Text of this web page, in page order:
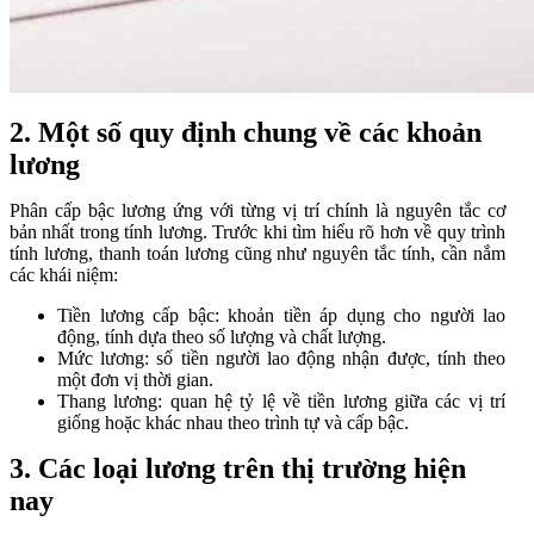
2. Một số quy định chung về các khoản
lương
Phân cấp bậc lương ứng với từng vị trí chính là nguyên tắc cơ
bản nhất trong tính lương. Trước khi tìm hiểu rõ hơn về quy trình
tính lương, thanh toán lương cũng như nguyên tắc tính, cần nắm
các khái niệm:
Tiền lương cấp bậc: khoản tiền áp dụng cho người lao
động, tính dựa theo số lượng và chất lượng.
Mức lương: số tiền người lao động nhận được, tính theo
một đơn vị thời gian.
Thang lương: quan hệ tỷ lệ về tiền lương giữa các vị trí
giống hoặc khác nhau theo trình tự và cấp bậc.
3. Các loại lương trên thị trường hiện
nay